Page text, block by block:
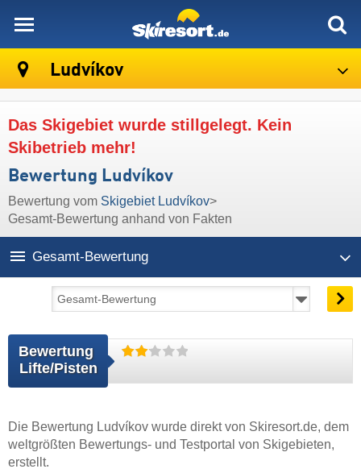
Ludvíkov
Das Skigebiet wurde stillgelegt. Kein
Skibetrieb mehr!
Bewertung Ludvíkov
Bewertung vom Skigebiet Ludvíkov>
Gesamt-Bewertung anhand von Fakten
Gesamt-Bewertung
Bewertung
Lifte/Pisten
Die Bewertung Ludvíkov wurde direkt von Skiresort.de, dem
weltgrößten Bewertungs- und Testportal von Skigebieten,
erstellt.